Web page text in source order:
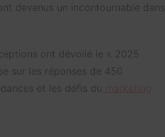
devenus un incontournable dans
ont dévoilé le « 2025
sur les réponses de 450
et les défis du